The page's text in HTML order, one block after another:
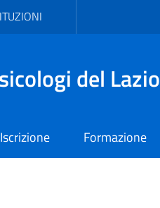
del Lazio
Iscrizione Formazione